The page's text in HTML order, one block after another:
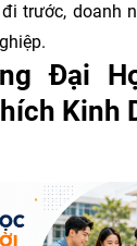
trước, doanh
Đại
Kinh